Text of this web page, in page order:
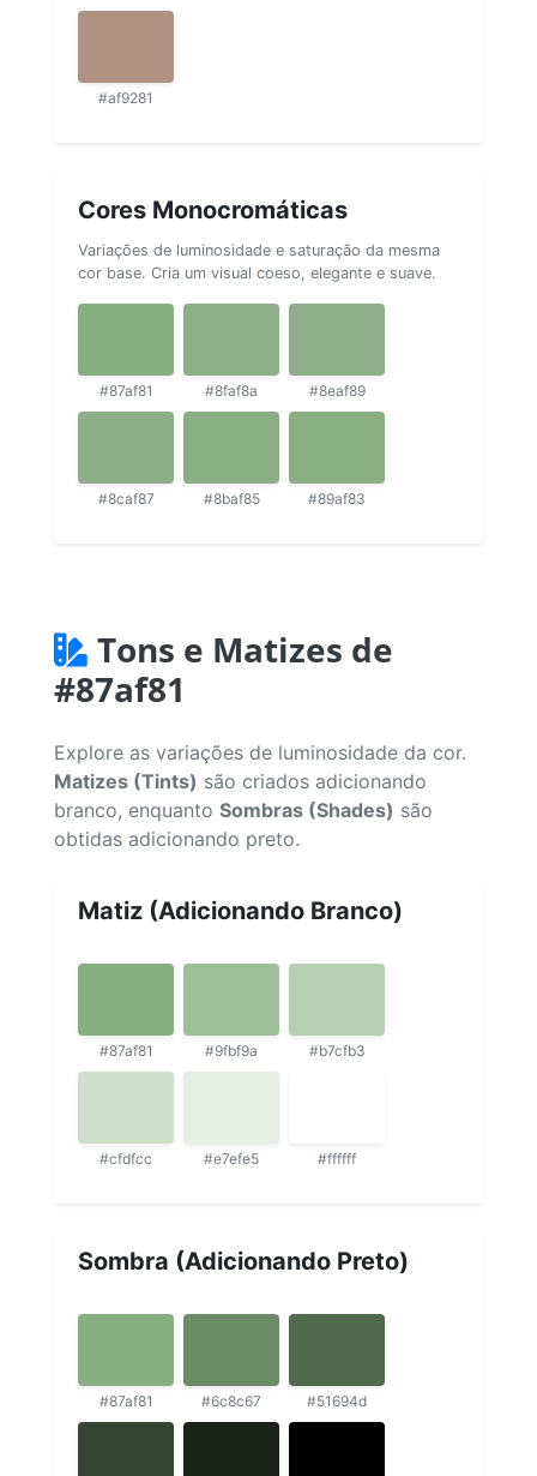
#af9281
Cores Monocromáticas
Variações de luminosidade e saturação da mesma
cor base. Cria um visual coeso, elegante e suave.
#87af81 #8faf8a #8eaf89
#8caf87 #8baf85 #89af83
Tons e Matizes de
#87af81
Explore as variações de luminosidade da cor.
Matizes (Tints) são criados adicionando
branco, enquanto Sombras (Shades) são
obtidas adicionando preto.
Matiz (Adicionando Branco)
#87af81 #9fbf9a #b7cfb3
#cfdfcc #e7efe5 #ffffff
Sombra (Adicionando Preto)
#87af81 #6c8c67 #51694d